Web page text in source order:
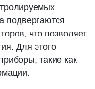
подвергаются
что позволяет
Для этого
такие как